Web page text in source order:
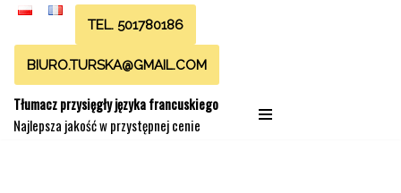
Przejdź
do
TEL. 501780186
BIURO.TURSKA@GMAIL.COM
Tłumacz przysięgły języka francuskiego
Najlepsza jakość w przystępnej cenie